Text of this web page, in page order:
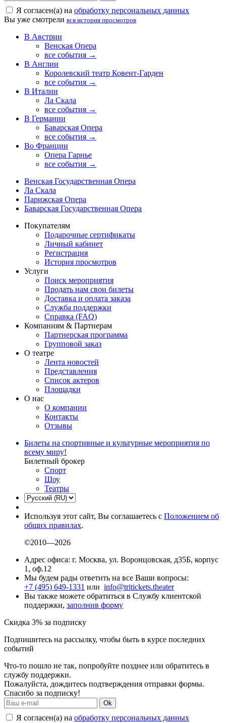
Я согласен(а) на обработку персональных данных
Вы уже смотрели вся история просмотров
В Австрии
Венская Опера
все события →
В Англии
Королевский театр Ковент-Гарден
все события →
В Италии
Ла Скала
все события →
В Германии
Баварская Опера
все события →
Во Франции
Опера Гарнье
все события →
Венская Государственная Опера
Ла Скала
Парижская Опера
Баварская Государственная Опера
Покупателям
Подарочные сертификаты
Личный кабинет
Регистрация
История просмотров
Услуги
Поиск мероприятия
Продать нам свои билеты
Доставка и оплата заказа
Служба поддержки
Справка (FAQ)
Компаниям & Партнерам
Партнерская программа
Групповой заказ
О театре
Лента новостей
Представления
Список актеров
Площадки
О нас
О компании
Контакты
Отзывы
Билеты на спортивные и культурные мероприятия по
всему миру!
Билетный брокер
Спорт
Шоу
Театры
Используя этот сайт, Вы соглашаетесь с Положением об
общих правилах.
©2010—2026
Адрес офиса: г. Москва, ул. Воронцовская, д35Б, корпус
1, оф.12
Мы будем рады ответить на все Ваши вопросы:
+7 (495) 649-1331 или info@tritickets.theater
Вы также можете обратиться в Службу клиентской
поддержки, заполнив форму
Скидка 3% за подписку
Подпишитесь на рассылку, чтобы быть в курсе последних
событий
Что-то пошло не так, попробуйте позднее или обратитесь в
службу поддержки.
Пожалуйста, дождитесь подтверждения отправки формы.
Спасибо за подписку!
Ok
Я согласен(а) на обработку персональных данных